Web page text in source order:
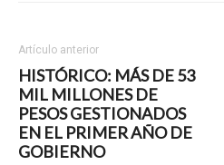
Artículo anterior
HISTÓRICO: MÁS DE 53
MIL MILLONES DE
PESOS GESTIONADOS
EN EL PRIMER AÑO DE
GOBIERNO